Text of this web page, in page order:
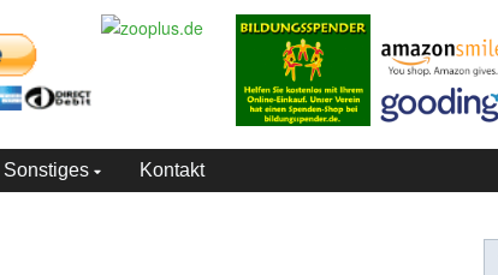
Sonstiges Kontakt